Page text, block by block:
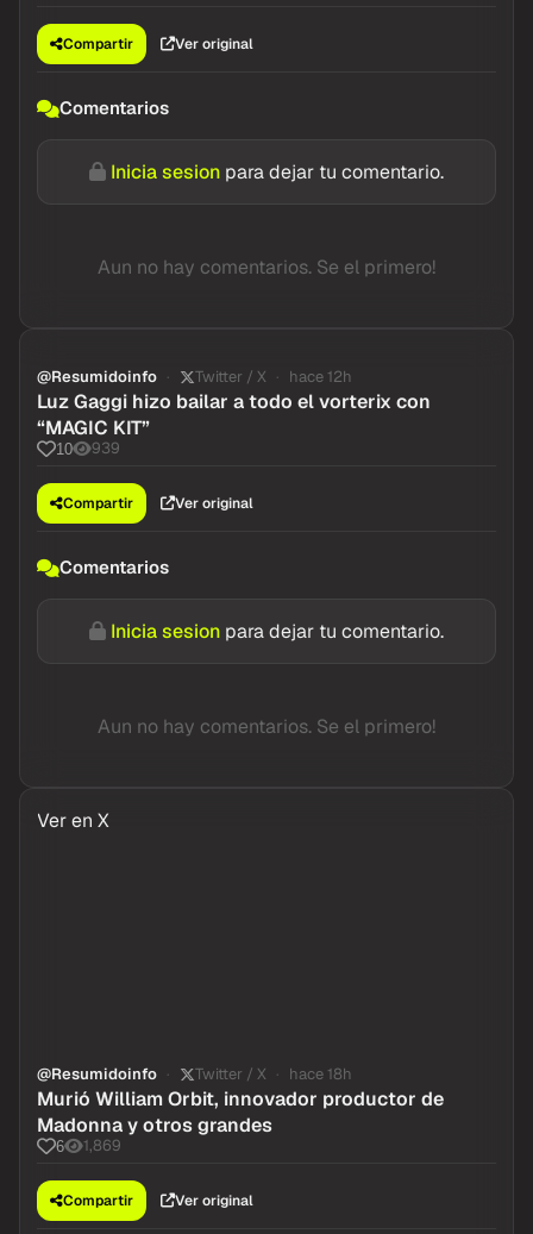
Compartir Ver original
Comentarios
Inicia sesion para dejar tu comentario.
Aun no hay comentarios. Se el primero!
@Resumidoinfo Twitter / X hace 12h
Luz Gaggi hizo bailar a todo el vorterix con
“MAGIC KIT”
10 939
Compartir Ver original
Comentarios
Inicia sesion para dejar tu comentario.
Aun no hay comentarios. Se el primero!
Ver en X
@Resumidoinfo Twitter / X hace 18h
Murió William Orbit, innovador productor de
Madonna y otros grandes
6 1,869
Compartir Ver original